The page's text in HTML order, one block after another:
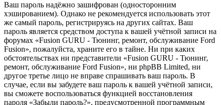
Ваш пароль надёжно зашифрован (односторонним
хэшированием). Однако не рекомендуется использовать этот
же самый пароль, регистрируясь на других сайтах. Ваш
пароль является средством доступа к вашей учётной записи на
форумах «Fusion GURU - Тюнинг, ремонт, обслуживание Ford
Fusion», пожалуйста, храните его в тайне. Ни при каких
обстоятельствах ни представители «Fusion GURU - Тюнинг,
ремонт, обслуживание Ford Fusion», ни phpBB Limited, ни
другое третье лицо не вправе спрашивать ваш пароль. В
случае, если вы забудете ваш пароль к вашей учётной записи,
вы сможете воспользоваться функцией восстановления
пароля «Забыли пароль?», предусмотренной программным